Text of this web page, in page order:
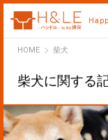
HOMEH&LE柴犬
柴犬に関する